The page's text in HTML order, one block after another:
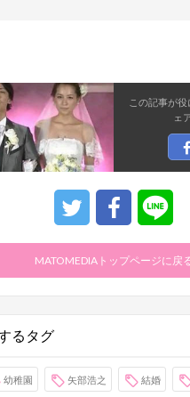
この記事が
ェ
MATOMEDIAトップページに戻
るタグ
幼稚園 矢部浩之 結婚